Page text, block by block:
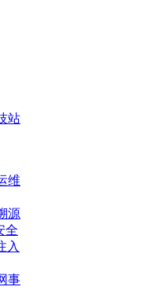
站
维
源
全
入
事